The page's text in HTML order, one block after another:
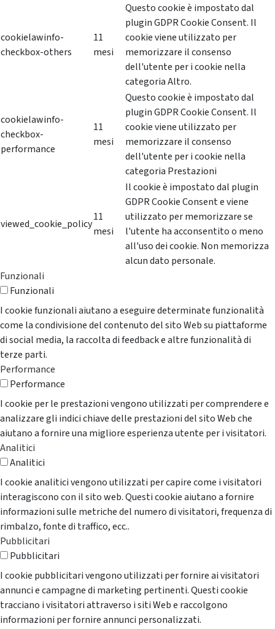
cookielawinfo-
checkbox-others
11
mesi
Questo cookie è impostato dal
plugin GDPR Cookie Consent. Il
cookie viene utilizzato per
memorizzare il consenso
dell'utente per i cookie nella
categoria Altro.
cookielawinfo-
checkbox-
performance
11
mesi
Questo cookie è impostato dal
plugin GDPR Cookie Consent. Il
cookie viene utilizzato per
memorizzare il consenso
dell'utente per i cookie nella
categoria Prestazioni
viewed_cookie_policy
11
mesi
Il cookie è impostato dal plugin
GDPR Cookie Consent e viene
utilizzato per memorizzare se
l'utente ha acconsentito o meno
all'uso dei cookie. Non memorizza
alcun dato personale.
Funzionali
Funzionali
I cookie funzionali aiutano a eseguire determinate funzionalità
come la condivisione del contenuto del sito Web su piattaforme
di social media, la raccolta di feedback e altre funzionalità di
terze parti.
Performance
Performance
I cookie per le prestazioni vengono utilizzati per comprendere e
analizzare gli indici chiave delle prestazioni del sito Web che
aiutano a fornire una migliore esperienza utente per i visitatori.
Analitici
Analitici
I cookie analitici vengono utilizzati per capire come i visitatori
interagiscono con il sito web. Questi cookie aiutano a fornire
informazioni sulle metriche del numero di visitatori, frequenza di
rimbalzo, fonte di traffico, ecc..
Pubblicitari
Pubblicitari
I cookie pubblicitari vengono utilizzati per fornire ai visitatori
annunci e campagne di marketing pertinenti. Questi cookie
tracciano i visitatori attraverso i siti Web e raccolgono
informazioni per fornire annunci personalizzati.